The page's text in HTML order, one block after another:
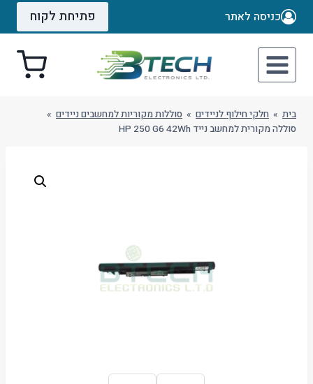
Skip
כניסה לאתר פתיחת לקוח
בית » חלקי חילוף לניידים » סוללות מקוריות למחשבים ניידים »
סוללה מקורית למחשב נייד HP 250 G6 42Wh